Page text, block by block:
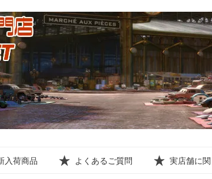
入荷商品 よくあるご質問 実店舗に